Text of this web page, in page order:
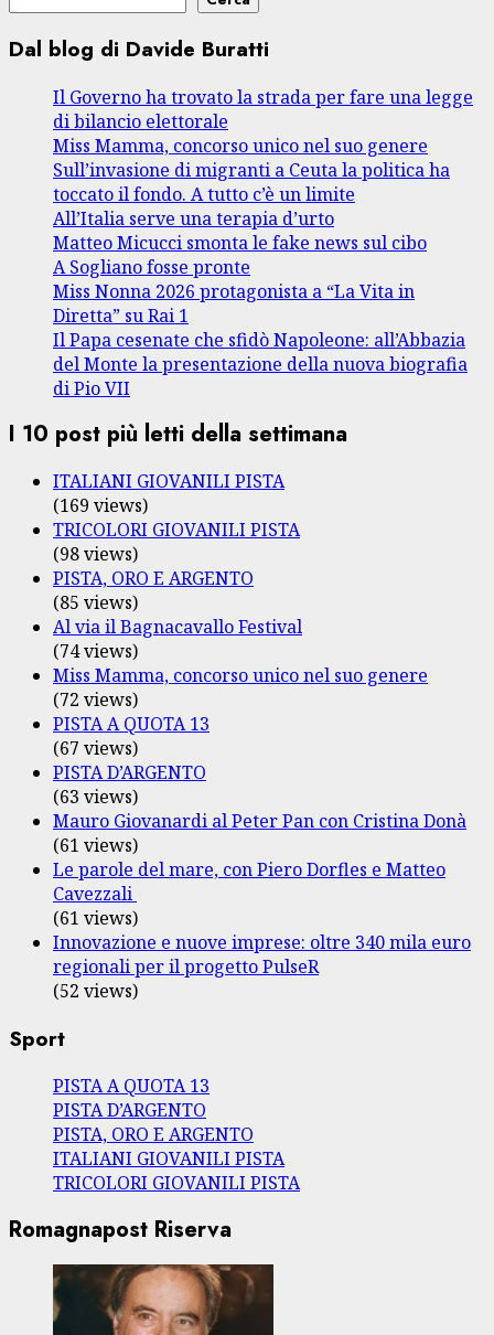
Dal blog di Davide Buratti
Il Governo ha trovato la strada per fare una legge
di bilancio elettorale
Miss Mamma, concorso unico nel suo genere
Sull’invasione di migranti a Ceuta la politica ha
toccato il fondo. A tutto c’è un limite
All’Italia serve una terapia d’urto
Matteo Micucci smonta le fake news sul cibo
A Sogliano fosse pronte
Miss Nonna 2026 protagonista a “La Vita in
Diretta” su Rai 1
Il Papa cesenate che sfidò Napoleone: all’Abbazia
del Monte la presentazione della nuova biografia
di Pio VII
I 10 post più letti della settimana
ITALIANI GIOVANILI PISTA
(169 views)
TRICOLORI GIOVANILI PISTA
(98 views)
PISTA, ORO E ARGENTO
(85 views)
Al via il Bagnacavallo Festival
(74 views)
Miss Mamma, concorso unico nel suo genere
(72 views)
PISTA A QUOTA 13
(67 views)
PISTA D’ARGENTO
(63 views)
Mauro Giovanardi al Peter Pan con Cristina Donà
(61 views)
Le parole del mare, con Piero Dorfles e Matteo
Cavezzali
(61 views)
Innovazione e nuove imprese: oltre 340 mila euro
regionali per il progetto PulseR
(52 views)
Sport
PISTA A QUOTA 13
PISTA D’ARGENTO
PISTA, ORO E ARGENTO
ITALIANI GIOVANILI PISTA
TRICOLORI GIOVANILI PISTA
Romagnapost Riserva